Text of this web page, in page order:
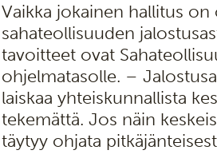
Vaikka jokainen hallitus
sahateollisuuden
tavoitteet ovat
ohjelmatasolle. –
laiskaa yhteiskunnallista
tekemättä. Jos näin
täytyy ohjata